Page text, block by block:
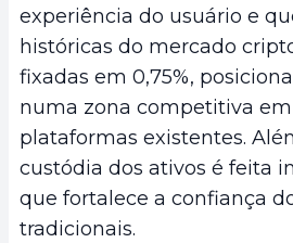
experiência do usuário e
históricas do mercado
fixadas em 0,75%,
numa zona competitiva em
plataformas existentes.
custódia dos ativos é feita
que fortalece a confiança
tradicionais.